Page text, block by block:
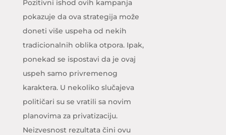
Pozitivni ishod ovih kampanja
pokazuje da ova strategija može
doneti više uspeha od nekih
tradicionalnih oblika otpora. Ipak,
ponekad se ispostavi da je ovaj
uspeh samo privremenog
karaktera. U nekoliko slučajeva
političari su se vratili sa novim
planovima za privatizaciju.
Neizvesnost rezultata čini ovu